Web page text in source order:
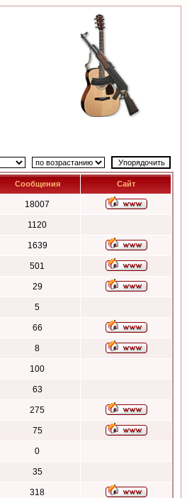
Сообщения Сайт
18007
1120
1639
501
29
5
66
8
100
63
275
75
0
35
318